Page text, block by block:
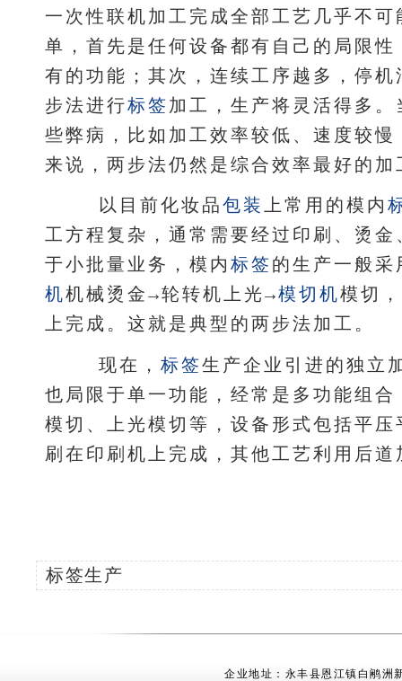
一次性联机加工完成全部工艺几乎不
单，首先是任何设备都有自己的局限
有的功能；其次，连续工序越多，停
步法进行标签 加工，生产将灵活得多
些弊病，比如加工效率较低、速度较
来说，两步法仍然是综合效率最好的加
以目前化妆品包装 上常用的模内
工方程复杂，通常需要经过印刷、烫
于小批量业务，模内 标签 的生产一般采
机机械烫金→轮转机上光→模切机模切
上完成。这就是典型的两步法加工。
现在， 标签生产企业引进的独立
也局限于单一功能，经常是多功能组
模切、上光模切等，设备形式包括平
刷在印刷机上完成，其他工艺利用后
标签生产
企业地址：永丰县恩江镇白鹇